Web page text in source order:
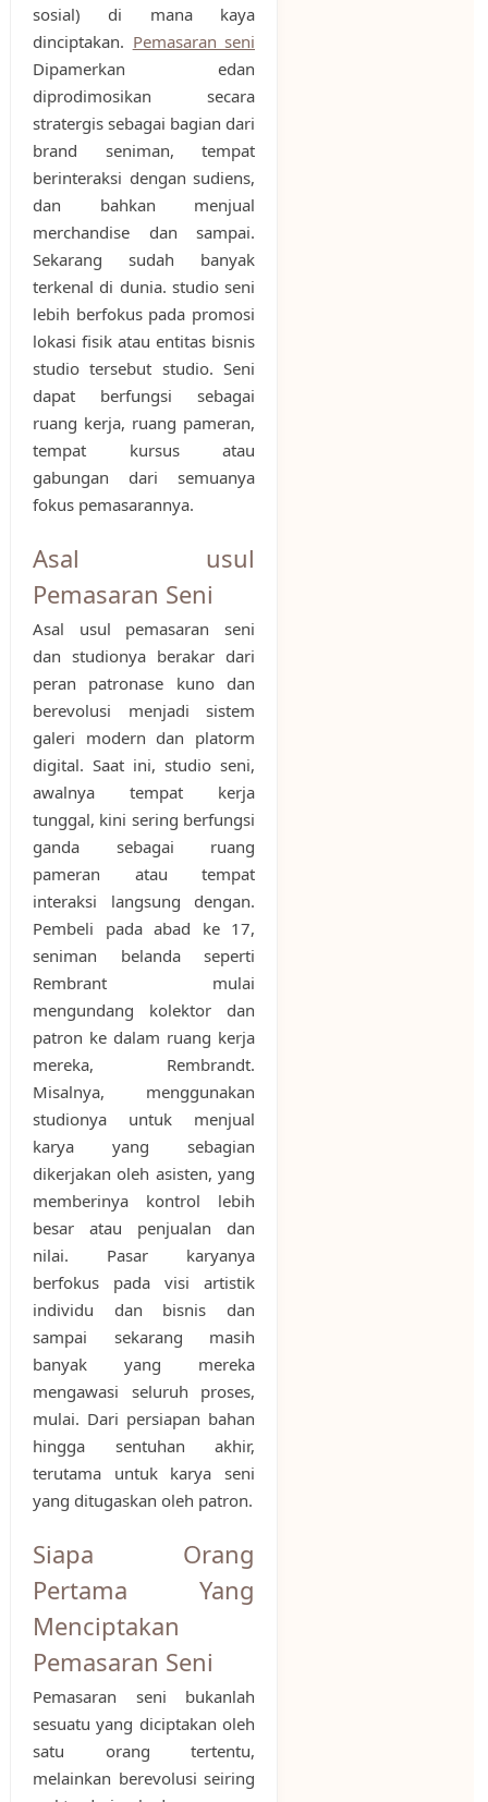
sosial) di mana kaya
dinciptakan. Pemasaran seni
Dipamerkan edan
diprodimosikan secara
stratergis sebagai bagian dari
brand seniman, tempat
berinteraksi dengan sudiens,
dan bahkan menjual
merchandise dan sampai.
Sekarang sudah banyak
terkenal di dunia. studio seni
lebih berfokus pada promosi
lokasi fisik atau entitas bisnis
studio tersebut studio. Seni
dapat berfungsi sebagai
ruang kerja, ruang pameran,
tempat kursus atau
gabungan dari semuanya
fokus pemasarannya.
Asal usul
Pemasaran Seni
Asal usul pemasaran seni
dan studionya berakar dari
peran patronase kuno dan
berevolusi menjadi sistem
galeri modern dan platorm
digital. Saat ini, studio seni,
awalnya tempat kerja
tunggal, kini sering berfungsi
ganda sebagai ruang
pameran atau tempat
interaksi langsung dengan.
Pembeli pada abad ke 17,
seniman belanda seperti
Rembrant mulai
mengundang kolektor dan
patron ke dalam ruang kerja
mereka, Rembrandt.
Misalnya, menggunakan
studionya untuk menjual
karya yang sebagian
dikerjakan oleh asisten, yang
memberinya kontrol lebih
besar atau penjualan dan
nilai. Pasar karyanya
berfokus pada visi artistik
individu dan bisnis dan
sampai sekarang masih
banyak yang mereka
mengawasi seluruh proses,
mulai. Dari persiapan bahan
hingga sentuhan akhir,
terutama untuk karya seni
yang ditugaskan oleh patron.
Siapa Orang
Pertama Yang
Menciptakan
Pemasaran Seni
Pemasaran seni bukanlah
sesuatu yang diciptakan oleh
satu orang tertentu,
melainkan berevolusi seiring